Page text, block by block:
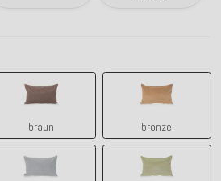
braun
braun
bronze
hellgrau grün